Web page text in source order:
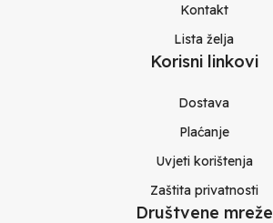
Kontakt
Lista želja
Korisni linkovi
Dostava
Plaćanje
Uvjeti korištenja
Zaštita privatnosti
Društvene mreže